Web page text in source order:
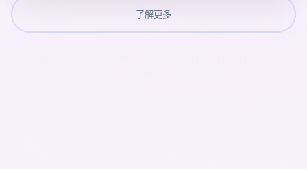
了解更多